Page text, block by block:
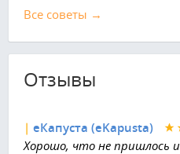
Все советы →
Отзывы
| еКапуста (eKapusta)
Хорошо, что не пришлось